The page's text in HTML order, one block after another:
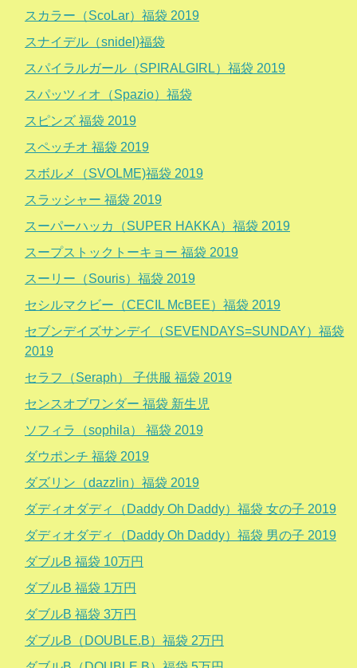
スカラー（ScoLar）福袋 2019
スナイデル（snidel)福袋
スパイラルガール（SPIRALGIRL）福袋 2019
スパッツィオ（Spazio）福袋
スピンズ 福袋 2019
スペッチオ 福袋 2019
スボルメ（SVOLME)福袋 2019
スラッシャー 福袋 2019
スーパーハッカ（SUPER HAKKA）福袋 2019
スープストックトーキョー 福袋 2019
スーリー（Souris）福袋 2019
セシルマクビー（CECIL McBEE）福袋 2019
セブンデイズサンデイ（SEVENDAYS=SUNDAY）福袋
2019
セラフ（Seraph） 子供服 福袋 2019
センスオブワンダー 福袋 新生児
ソフィラ（sophila） 福袋 2019
ダウポンチ 福袋 2019
ダズリン（dazzlin）福袋 2019
ダディオダディ（Daddy Oh Daddy）福袋 女の子 2019
ダディオダディ（Daddy Oh Daddy）福袋 男の子 2019
ダブルB 福袋 10万円
ダブルB 福袋 1万円
ダブルB 福袋 3万円
ダブルB（DOUBLE.B）福袋 2万円